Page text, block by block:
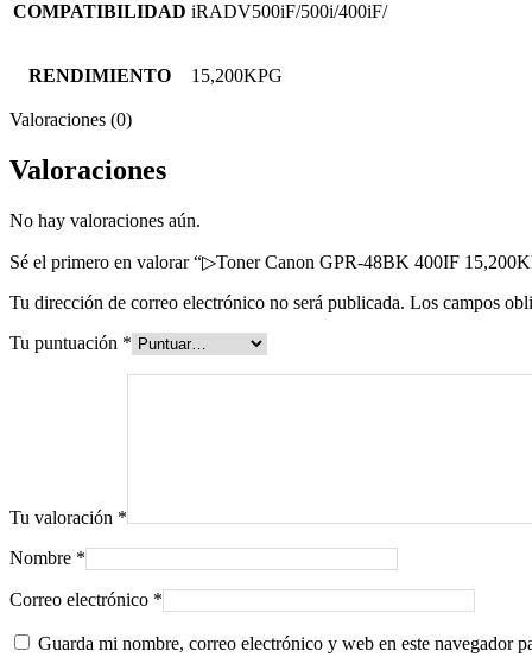
COMPATIBILIDAD iRADV500iF/500i/400iF/
RENDIMIENTO 15,200KPG
Valoraciones (0)
Valoraciones
No hay valoraciones aún.
Sé el primero en valorar “▷Toner Canon GPR-48BK 400IF
Tu dirección de correo electrónico no será publicada. Los campos
Tu puntuación *
Tu valoración *
Nombre *
Correo electrónico *
Guarda mi nombre, correo electrónico y web en este navegador